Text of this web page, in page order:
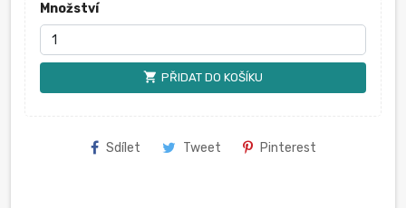
Množství
shopping_cart PŘIDAT DO KOŠÍKU
Sdílet Tweet Pinterest